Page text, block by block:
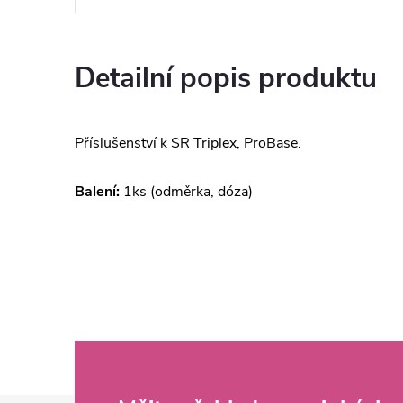
Detailní popis produktu
Příslušenství k SR Triplex, ProBase.
Balení: 1ks (odměrka, dóza)